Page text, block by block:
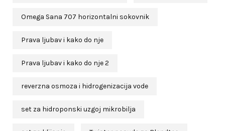
Omega Sana 707 horizontalni sokovnik
Prava ljubav i kako do nje
Prava ljubav i kako do nje 2
reverzna osmoza i hidrogenizacija vode
set za hidroponski uzgoj mikrobilja